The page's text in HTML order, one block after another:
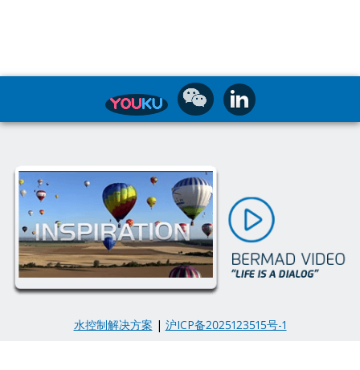
水控制解决方案 | 沪ICP备2025123515号-1